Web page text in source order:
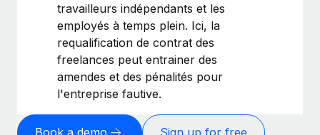
travailleurs indépendants et les
employés à temps plein. Ici, la
requalification de contrat des
freelances peut entrainer des
amendes et des pénalités pour
l'entreprise fautive.